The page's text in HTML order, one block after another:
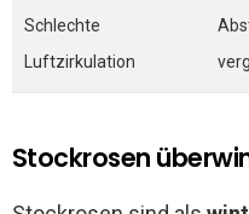
Schlechte
Luftzirkulation
Stockrosen